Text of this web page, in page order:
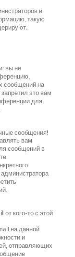
и
такую
вы не
сообщений на
это вам
для
сообщения!
вам
сообщений в
кого-то с этой
на данной
и
отправляющих